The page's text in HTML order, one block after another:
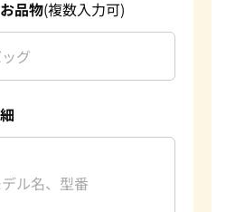
品物(複数入力可)